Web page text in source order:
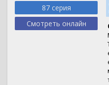
87 серия
Смотреть онлайн